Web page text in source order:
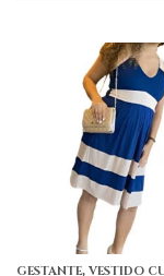
GESTANTE, VESTIDO